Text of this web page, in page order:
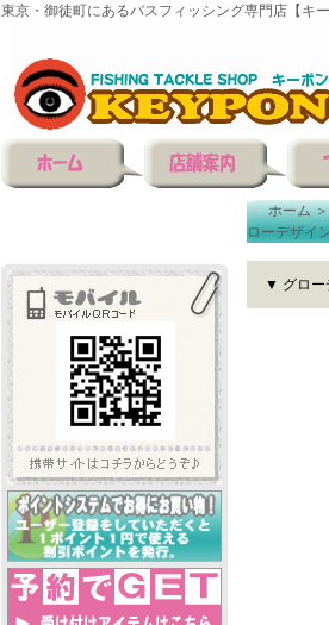
東京・御徒町にあるバスフィッシング専門店【キ
ホーム
ローデザイ
▼ グロー